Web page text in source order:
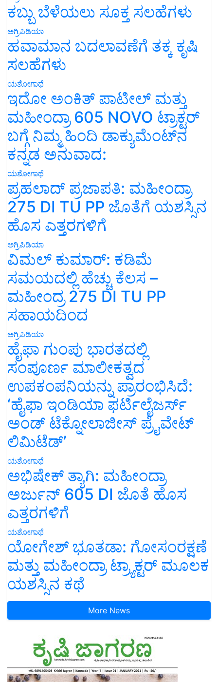
ಕಬ್ಬು ಬೆಳೆಯಲು ಸೂಕ್ತ ಸಲಹೆಗಳು
ಅಗ್ರಿಪಿಡಿಯಾ
ಹವಾಮಾನ ಬದಲಾವಣೆಗೆ ತಕ್ಕ ಕೃಷಿ
ಸಲಹೆಗಳು
ಯಶೋಗಾಥೆ
ಇದೋ ಅಂಕಿತ್ ಪಾಟೀಲ್ ಮತ್ತು
ಮಹೀಂದ್ರಾ 605 NOVO ಟ್ರಾಕ್ಟರ್
ಬಗ್ಗೆ ನಿಮ್ಮ ಹಿಂದಿ ಡಾಕ್ಯುಮೆಂಟ್‌ನ
ಕನ್ನಡ ಅನುವಾದ:
ಯಶೋಗಾಥೆ
ಪ್ರಹಲಾದ್ ಪ್ರಜಾಪತಿ: ಮಹೀಂದ್ರಾ
275 DI TU PP ಜೊತೆಗೆ ಯಶಸ್ಸಿನ
ಹೊಸ ಎತ್ತರಗಳಿಗೆ
ಅಗ್ರಿಪಿಡಿಯಾ
ವಿಮಲ್ ಕುಮಾರ್: ಕಡಿಮೆ
ಸಮಯದಲ್ಲಿ ಹೆಚ್ಚು ಕೆಲಸ –
ಮಹೀಂದ್ರ 275 DI TU PP
ಸಹಾಯದಿಂದ
ಅಗ್ರಿಪಿಡಿಯಾ
ಹೈಫಾ ಗುಂಪು ಭಾರತದಲ್ಲಿ
ಸಂಪೂರ್ಣ ಮಾಲೀಕತ್ವದ
ಉಪಕಂಪನಿಯನ್ನು ಪ್ರಾರಂಭಿಸಿದೆ:
‘ಹೈಫಾ ಇಂಡಿಯಾ ಫರ್ಟಿಲೈಜರ್ಸ್
ಅಂಡ್ ಟೆಕ್ನೋಲಾಜೀಸ್ ಪ್ರೈವೇಟ್
ಲಿಮಿಟೆಡ್’
ಯಶೋಗಾಥೆ
ಅಭಿಷೇಕ್ ತ್ಯಾಗಿ: ಮಹೀಂದ್ರಾ
ಅರ್ಜುನ್ 605 DI ಜೊತೆ ಹೊಸ
ಎತ್ತರಗಳಿಗೆ
ಯಶೋಗಾಥೆ
ಯೋಗೇಶ್ ಭೂತಡಾ: ಗೋಸಂರಕ್ಷಣೆ
ಮತ್ತು ಮಹೀಂದ್ರಾ ಟ್ರ್ಯಾಕ್ಟರ್ ಮೂಲಕ
ಯಶಸ್ಸಿನ ಕಥೆ
More News